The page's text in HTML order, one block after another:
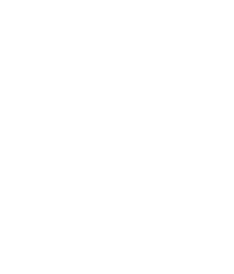
auf einem Endgerät